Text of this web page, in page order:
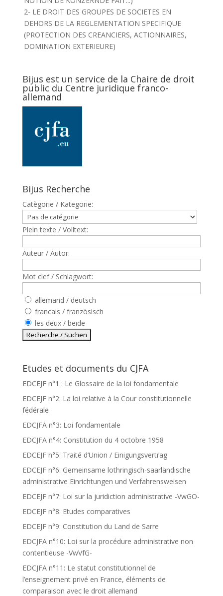
2- LE DROIT DES GROUPES DE SOCIETES EN
DEHORS DE LA REGLEMENTATION SPECIFIQUE
(PROTECTION DES CREANCIERS, ACTIONNAIRES,
DOMINATION EXTERIEURE)
Bijus est un service de la Chaire de droit
public du Centre juridique franco-
allemand
Bijus Recherche
Catègorie / Kategorie:
Plein texte / Volltext:
Auteur / Autor:
Mot clef / Schlagwort:
allemand / deutsch
francais / französisch
les deux / beide
Etudes et documents du CJFA
EDCEJF n°1 : Le Glossaire de la loi fondamentale
EDCEJF n°2: La loi relative à la Cour constitutionnelle
fédérale
EDCJFA n°3: Loi fondamentale
EDCJFA n°4: Constitution du 4 octobre 1958
EDCEJF n°5: Traité d’Union / Einigungsvertrag
EDCEJF n°6: Gemeinsame lothringisch-saarländische
administrative Einrichtungen und Verfahrensweisen
EDCEJF n°7: Loi sur la juridiction administrative -VwGO-
EDCEJF n°8: Etudes comparatives
EDCEJF n°9: Constitution du Land de Sarre
EDCJFA n°10: Loi sur la procédure administrative non
contentieuse -VwVfG-
EDCJFA n°11: Le statut constitutionnel de
l’enseignement privé en France, éléments de
comparaison avec le droit allemand